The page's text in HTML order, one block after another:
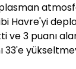
Havre'yi
ve 3 puanı
33'e